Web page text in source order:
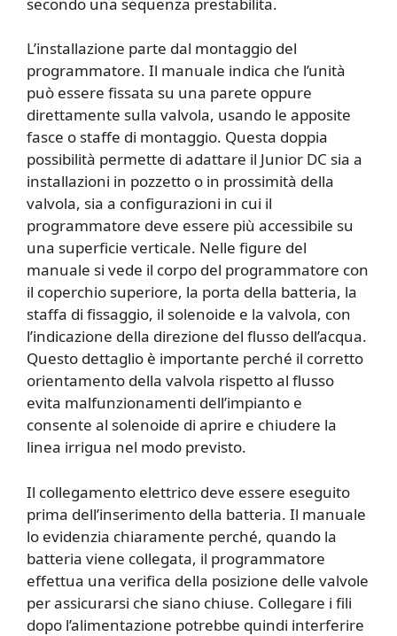
L’installazione parte dal montaggio del
programmatore. Il manuale indica che l’unità
può essere fissata su una parete oppure
direttamente sulla valvola, usando le apposite
fasce o staffe di montaggio. Questa doppia
possibilità permette di adattare il Junior DC sia a
installazioni in pozzetto o in prossimità della
valvola, sia a configurazioni in cui il
programmatore deve essere più accessibile su
una superficie verticale. Nelle figure del
manuale si vede il corpo del programmatore con
il coperchio superiore, la porta della batteria, la
staffa di fissaggio, il solenoide e la valvola, con
l’indicazione della direzione del flusso dell’acqua.
Questo dettaglio è importante perché il corretto
orientamento della valvola rispetto al flusso
evita malfunzionamenti dell’impianto e
consente al solenoide di aprire e chiudere la
linea irrigua nel modo previsto.
Il collegamento elettrico deve essere eseguito
prima dell’inserimento della batteria. Il manuale
lo evidenzia chiaramente perché, quando la
batteria viene collegata, il programmatore
effettua una verifica della posizione delle valvole
per assicurarsi che siano chiuse. Collegare i fili
dopo l’alimentazione potrebbe quindi interferire